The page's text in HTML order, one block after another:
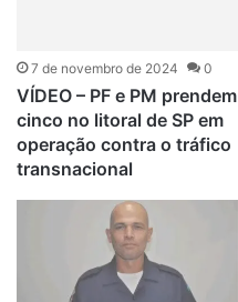
7 de novembro de 2024 0
VÍDEO – PF e PM prendem
cinco no litoral de SP em
operação contra o tráfico
transnacional